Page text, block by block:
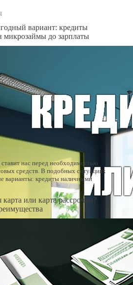
вариант: кредиты
до зарплаты
нас перед необходимостью
средств. В подобных ситуациях
варианты: кредиты наличными
или карта рассрочки?